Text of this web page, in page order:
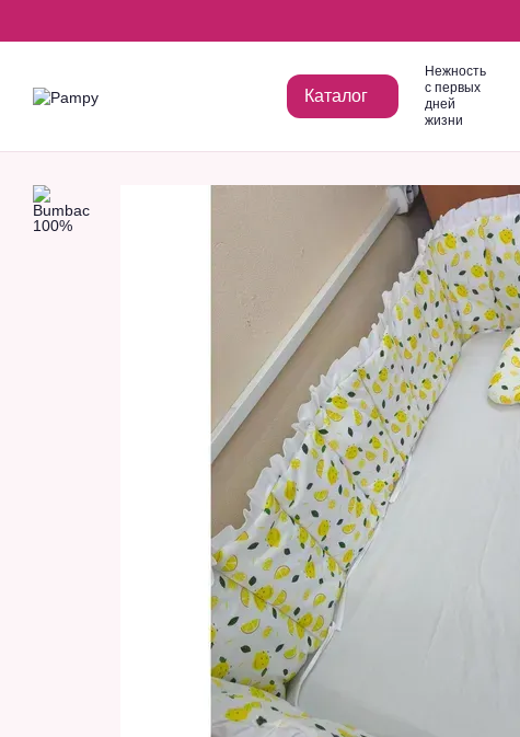
Каталог
Нежность
с первых
дней
жизни